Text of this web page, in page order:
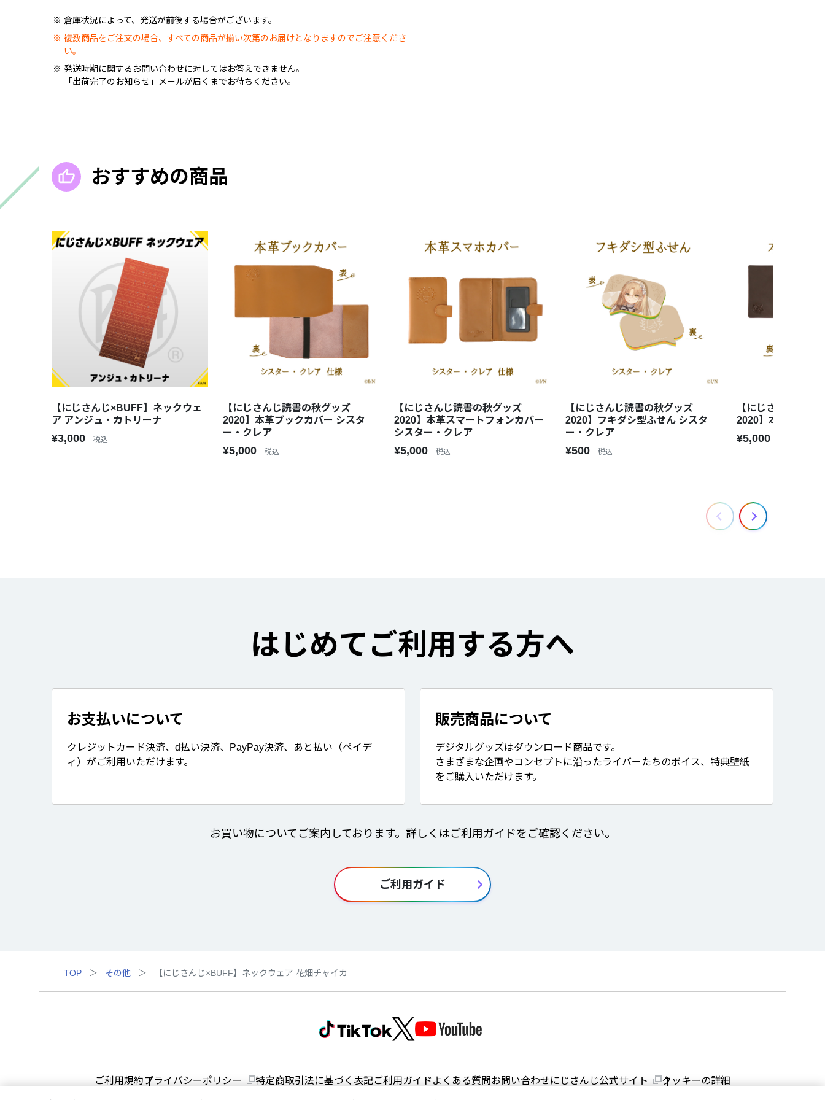
倉庫状況によって、発送が前後する場合がございます。
複数商品をご注文の場合、すべての商品が揃い次第のお届けとなりますのでご注意くださ
い。
発送時期に関するお問い合わせに対してはお答えできません。
「出荷完了のお知らせ」メールが届くまでお待ちください。
おすすめの商品
【にじさんじ×BUFF】ネックウェ
ア アンジュ・カトリーナ
¥3,000 税込
【にじさんじ読書の秋グッズ
2020】本革ブックカバー シスタ
ー・クレア
¥5,000 税込
【にじさんじ読書の秋グッズ
2020】本革スマートフォンカバー
シスター・クレア
¥5,000 税込
【にじさんじ読書の秋グッズ
2020】フキダシ型ふせん シスタ
ー・クレア
¥500 税込
【にじさんじ読書
2020】本革ブック
¥5,000
はじめてご利用する方へ
お支払いについて
クレジットカード決済、d払い決済、PayPay決済、あと払い（ペイデ
ィ）がご利用いただけます。
販売商品について
デジタルグッズはダウンロード商品です。
さまざまな企画やコンセプトに沿ったライバーたちのボイス、特典壁紙
をご購入いただけます。
お買い物についてご案内しております。詳しくはご利用ガイドをご確認ください。
ご利用ガイド
TOP その他 【にじさんじ×BUFF】ネックウェア 花畑チャイカ
ご利用規約プライバシーポリシー 特定商取引法に基づく表記ご利用ガイド よくある質問お問い合わせにじさんじ公式サイト クッキーの詳細